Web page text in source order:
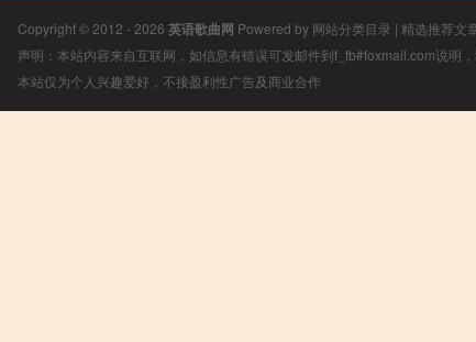
Copyright © 2012 - 2026 英语歌曲网 Powered by 网站分类目录 | 精选推荐文
声明：本站内容来自互联网，如信息有错误可发邮件到f_fb#foxmail.com说明
本站仅为个人兴趣爱好，不接盈利性广告及商业合作